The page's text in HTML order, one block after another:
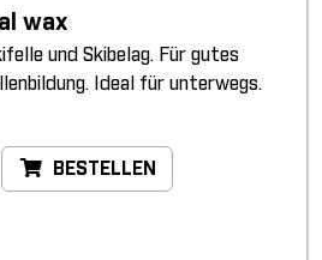
wax
und Skibelag. Für gutes
Ideal für unterwegs.
BESTELLEN